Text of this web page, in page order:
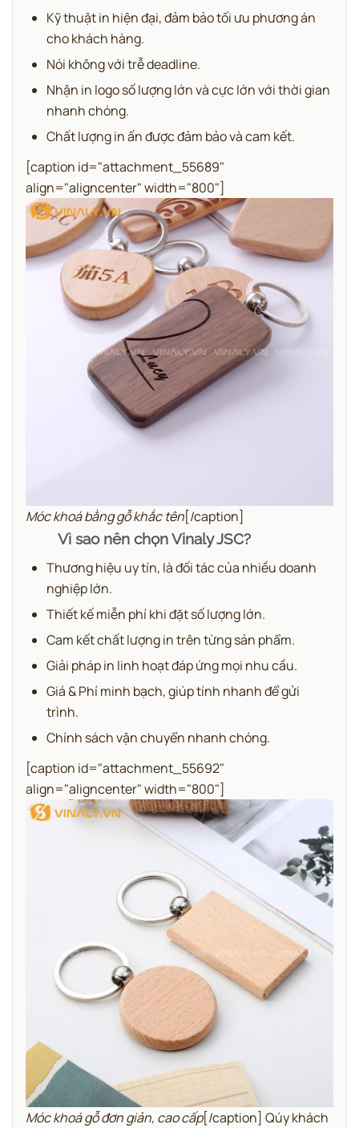
Kỹ thuật in hiện đại, đảm bảo tối ưu phương án
cho khách hàng.
Nói không với trễ deadline.
Nhận in logo số lượng lớn và cực lớn với thời gian
nhanh chóng.
Chất lượng in ấn được đảm bảo và cam kết.
[caption id="attachment_55689"
align="aligncenter" width="800"]
Móc khoá bằng gỗ khắc tên[/caption]
Vì sao nên chọn Vinaly JSC?
Thương hiệu uy tín, là đối tác của nhiều doanh
nghiệp lớn.
Thiết kế miễn phí khi đặt số lượng lớn.
Cam kết chất lượng in trên từng sản phẩm.
Giải pháp in linh hoạt đáp ứng mọi nhu cầu.
Giá & Phí minh bạch, giúp tính nhanh để gửi
trình.
Chính sách vận chuyển nhanh chóng.
[caption id="attachment_55692"
align="aligncenter" width="800"]
Móc khoá gỗ đơn giản, cao cấp[/caption] Qúy khách